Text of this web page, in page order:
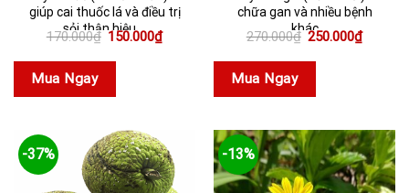
giúp cai thuốc lá và điều trị
sỏi thận hiệu ...
170.000₫ Giá
là:
150.000₫Giá
hiện
Mua Ngay
chữa gan và nhiều bệnh
khác
270.000₫ Giá
là:
250.000₫Giá
hiện
Mua Ngay
-37% -13%